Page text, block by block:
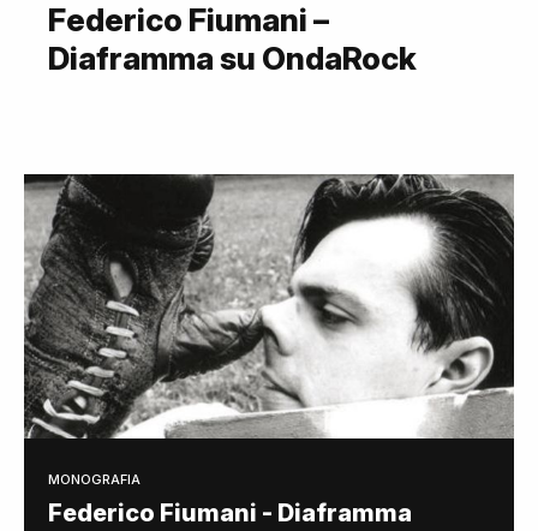
Federico Fiumani –
Diaframma su OndaRock
MONOGRAFIA
Federico Fiumani - Diaframma